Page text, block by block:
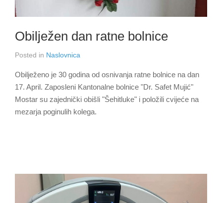
Obilježen dan ratne bolnice
Posted in Naslovnica
Obilježeno je 30 godina od osnivanja ratne bolnice na dan
17. April. Zaposleni Kantonalne bolnice "Dr. Safet Mujić"
Mostar su zajednički obišli "Šehitluke" i položili cvijeće na
mezarja poginulih kolega.